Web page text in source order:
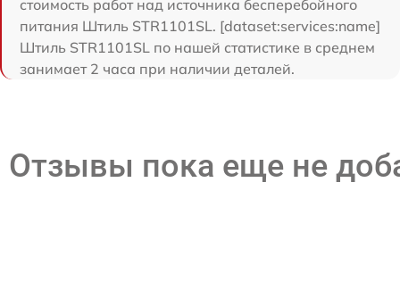
стоимость работ над источника бесперебойного
питания Штиль STR1101SL. [dataset:services:name]
Штиль STR1101SL по нашей статистике в среднем
занимает 2 часа при наличии деталей.
Отзывы пока еще не